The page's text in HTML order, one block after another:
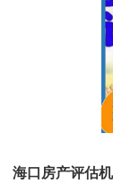
海口房产评估